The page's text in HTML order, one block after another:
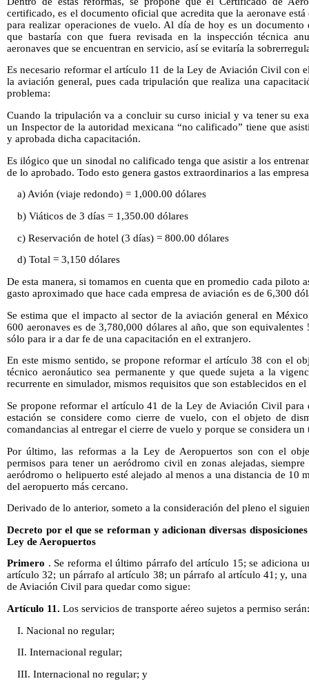
certificado, es el documento oficial que acredita que la aeronave
para realizar operaciones de vuelo. Al día de hoy es un
que bastaría con que fuera revisada en la inspección técnica
aeronaves que se encuentran en servicio, así se evitaría la
Es necesario reformar el artículo 11 de la Ley de Aviación Civil con
la aviación general, pues cada tripulación que realiza una
problema:
Cuando la tripulación va a concluir su curso inicial y va tener su
un Inspector de la autoridad mexicana “no calificado” tiene que
y aprobada dicha capacitación.
Es ilógico que un sinodal no calificado tenga que asistir a los
de lo aprobado. Todo esto genera gastos extraordinarios a las
a) Avión (viaje redondo) = 1,000.00 dólares
b) Viáticos de 3 días = 1,350.00 dólares
c) Reservación de hotel (3 días) = 800.00 dólares
d) Total = 3,150 dólares
De esta manera, si tomamos en cuenta que en promedio cada piloto
gasto aproximado que hace cada empresa de aviación es de 6,300
Se estima que el impacto al sector de la aviación general en
600 aeronaves es de 3,780,000 dólares al año, que son
sólo para ir a dar fe de una capacitación en el extranjero.
En este mismo sentido, se propone reformar el artículo 38 con el
técnico aeronáutico sea permanente y que quede sujeta a la
recurrente en simulador, mismos requisitos que son establecidos en
Se propone reformar el artículo 41 de la Ley de Aviación Civil para
estación se considere como cierre de vuelo, con el objeto de
comandancias al entregar el cierre de vuelo y porque se considera un
Por último, las reformas a la Ley de Aeropuertos son con el
permisos para tener un aeródromo civil en zonas alejadas,
aeródromo o helipuerto esté alejado al menos a una distancia de 10
del aeropuerto más cercano.
Derivado de lo anterior, someto a la consideración del pleno el
Decreto por el que se reforman y adicionan diversas
Ley de Aeropuertos
Primero . Se reforma el último párrafo del artículo 15; se adiciona
artículo 32; un párrafo al artículo 38; un párrafo al artículo 41; y,
de Aviación Civil para quedar como sigue:
Artículo 11. Los servicios de transporte aéreo sujetos a permiso serán:
I. Nacional no regular;
II. Internacional regular;
III. Internacional no regular; y